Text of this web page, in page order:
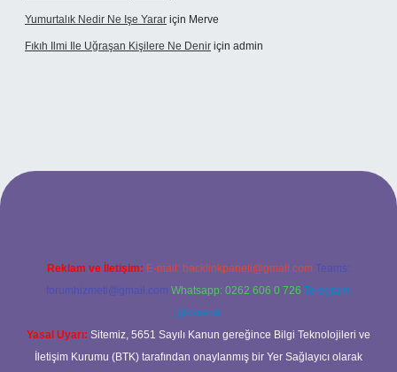
Yumurtalık Nedir Ne Işe Yarar için Merve
Fıkıh Ilmi Ile Uğraşan Kişilere Ne Denir için admin
Reklam ve İletişim: E-mail: backlinkpaneli@gmail.com Teams:
forumhizmeti@gmail.com Whatsapp: 0262 606 0 726 Telegram:
@karabul
Yasal Uyarı: Sitemiz, 5651 Sayılı Kanun gereğince Bilgi Teknolojileri ve
İletişim Kurumu (BTK) tarafından onaylanmış bir Yer Sağlayıcı olarak